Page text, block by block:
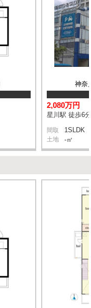
神奈
2,080万円
星川駅 徒歩6分
間取 1SLDK
土地 -㎡